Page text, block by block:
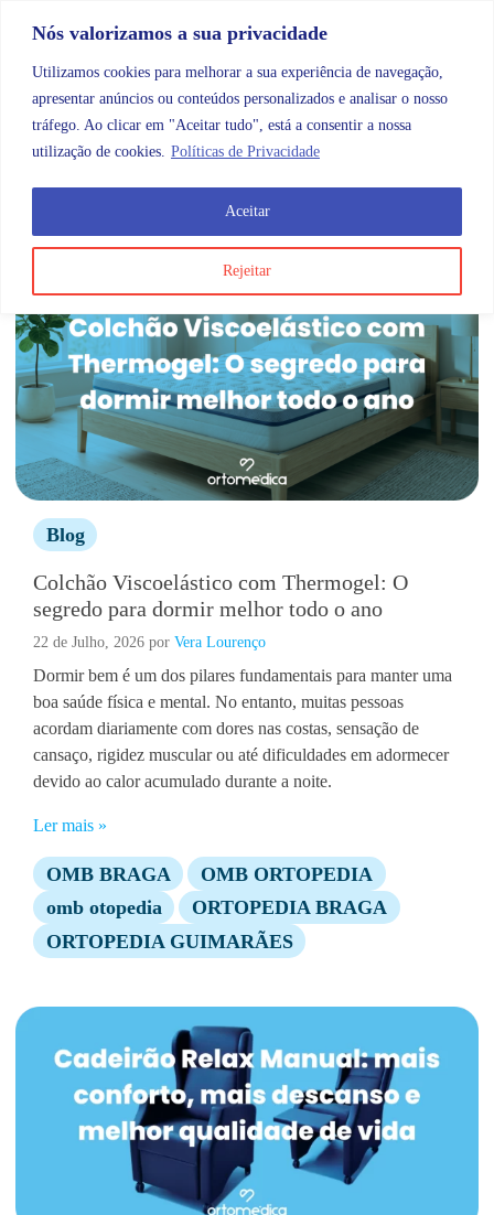
Nós valorizamos a sua privacidade
Utilizamos cookies para melhorar a sua experiência de navegação,
apresentar anúncios ou conteúdos personalizados e analisar o nosso
tráfego. Ao clicar em "Aceitar tudo", está a consentir a nossa
utilização de cookies. Políticas de Privacidade
Rejeitar
Aceitar
Categorias
Etiqueta:OMB BRAGA
Blog
Colchão Viscoelástico com Thermogel: O
segredo para dormir melhor todo o ano
22 de Julho, 2026 por Vera Lourenço
Dormir bem é um dos pilares fundamentais para manter uma
boa saúde física e mental. No entanto, muitas pessoas
acordam diariamente com dores nas costas, sensação de
cansaço, rigidez muscular ou até dificuldades em adormecer
devido ao calor acumulado durante a noite.
Ler mais »
OMB BRAGA
OMB ORTOPEDIA
omb otopedia
ORTOPEDIA BRAGA
ORTOPEDIA GUIMARÃES